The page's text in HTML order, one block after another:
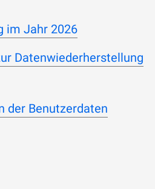
im Jahr 2026
Datenwiederherstellung
der Benutzerdaten